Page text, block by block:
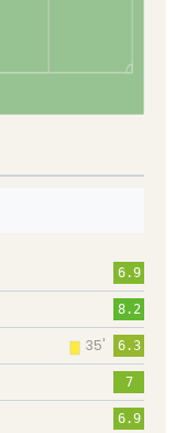
6.9
8.2
35' 6.3
7
6.9